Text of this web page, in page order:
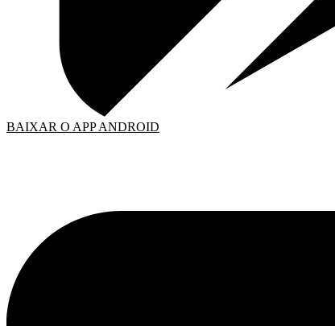
BAIXAR O APP ANDROID